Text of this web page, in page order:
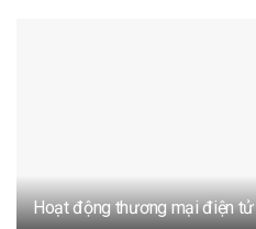
Hoạt động thương mại điện tử